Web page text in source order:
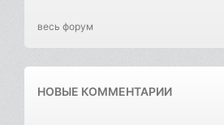
весь форум
НОВЫЕ КОММЕНТАРИИ